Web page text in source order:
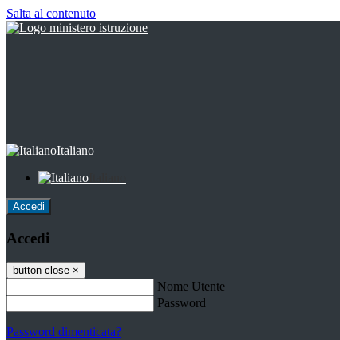
Salta al contenuto
Italiano
Accedi
Accedi
button close ×
Nome Utente
Password
Password dimenticata?